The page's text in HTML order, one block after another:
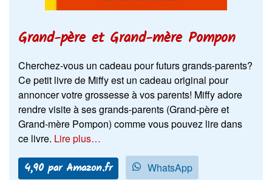
Grand-père et Grand-mère Pompon
Cherchez-vous un cadeau pour futurs grands-parents?
Ce petit livre de Miffy est un cadeau original pour
annoncer votre grossesse à vos parents! Miffy adore
rendre visite à ses grands-parents (Grand-père et
Grand-mère Pompon) comme vous pouvez lire dans
ce livre. Lire plus…
4,90 par Amazon.fr WhatsApp